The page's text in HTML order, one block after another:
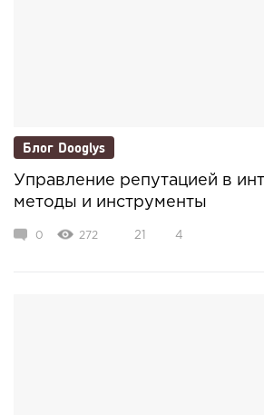
Блог Dooglys
Управление репутацией в
методы и инструменты
0 272 21 4